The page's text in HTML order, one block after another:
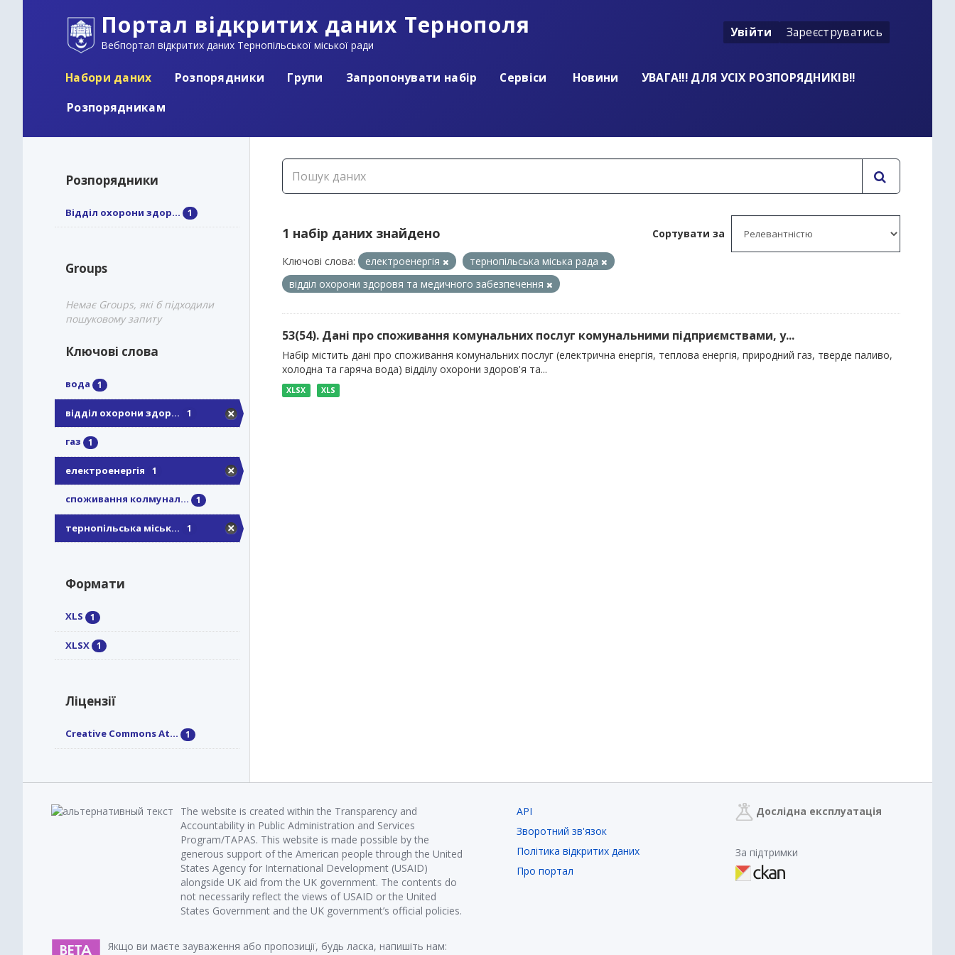
Портал відкритих даних Тернополя
Вебпортал відкритих даних Тернопільської міської ради
Увійти Зареєструватись
Набори даних Розпорядники Групи Запропонувати набір Сервіси Новини
УВАГА!!! ДЛЯ УСІХ РОЗПОРЯДНИКІВ!!
Розпорядникам
Розпорядники
Відділ охорони здор... 1
Groups
Немає Groups, які б підходили
пошуковому запиту
Ключові слова
вода 1
відділ охорони здор... 1
газ 1
електроенергія 1
споживання колмунал... 1
тернопільська міськ... 1
Формати
XLS 1
XLSX 1
Ліцензії
Creative Commons At... 1
Сортувати за
1 набір даних знайдено
Ключові слова: електроенергія
тернопільська міська рада
відділ охорони здоровя та медичного забезпечення
53(54). Дані про споживання комунальних послуг комунальними підприємствами, у...
Набір містить дані про споживання комунальних послуг (електрична енергія, теплова енергія, природний газ, тверде паливо,
холодна та гаряча вода) відділу охорони здоров'я та...
XLSX XLS
The website is created within the Transparency and
Accountability in Public Administration and Services
Program/TAPAS. This website is made possible by the
generous support of the American people through the United
States Agency for International Development (USAID)
alongside UK aid from the UK government. The contents do
not necessarily reflect the views of USAID or the United
States Government and the UK government’s official policies.
Якщо ви маєте зауваження або пропозиції, будь ласка, напишіть нам:
API
Зворотний зв'язок
Політика відкритих даних
Про портал
Дослідна експлуатація
За підтримки